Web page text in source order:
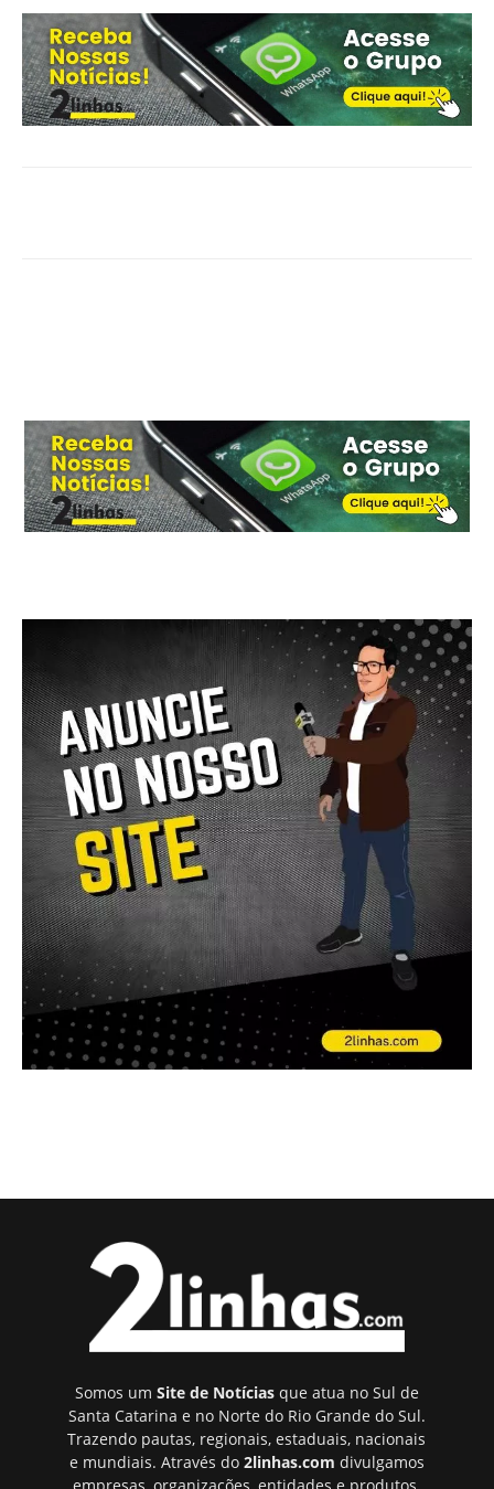
Somos um Site de Notíciasque atua no Sul de
Santa Catarina e no Norte do Rio Grande do Sul.
Trazendo pautas, regionais, estaduais, nacionais
e mundiais. Através do 2linhas.com divulgamos
empresas, organizações, entidades e produtos.